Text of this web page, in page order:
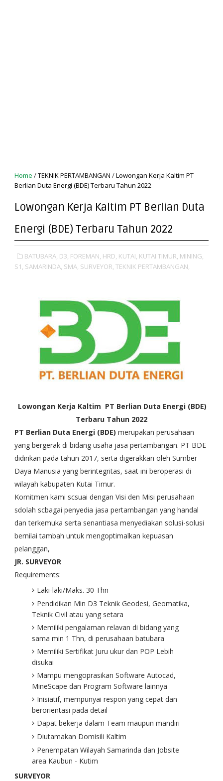
Home /TEKNIK PERTAMBANGAN /Lowongan Kerja Kaltim PT
Berlian Duta Energi (BDE) Terbaru Tahun 2022
Lowongan Kerja Kaltim PT Berlian Duta
Energi (BDE) Terbaru Tahun 2022
BATUBARA, D3, FOREMAN, HRD, KUTAI, KUTAI TIMUR, MINING,
S1, SAMARINDA, SMA, SURVEYOR, TEKNIK PERTAMBANGAN,
Lowongan Kerja Kaltim PT Berlian Duta Energi (BDE)
Terbaru Tahun 2022
PT Berlian Duta Energi (BDE) merupakan perusahaan
yang bergerak di bidang usaha jasa pertambangan. PT BDE
didirikan pada tahun 2017, serta digerakkan oleh Sumber
Daya Manusia yang berintegritas, saat ini beroperasi di
wilayah kabupaten Kutai Timur.
Komitmen kami scsuai dengan Visi den Misi perusahaan
sdolah scbagai penyedia jasa pertambangan yang handal
dan terkemuka serta senantiasa menyediakan solusi-solusi
bernilai tambah untuk mengoptimalkan kepuasan
pelanggan,
JR. SURVEYOR
Requirements:
Laki-laki/Maks. 30 Thn
Pendidikan Min D3 Teknik Geodesi, Geomatika,
Teknik Civil atau yang setara
Memiliki pengalaman relavan di bidang yang
sama min 1 Thn, di perusahaan batubara
Memiliki Sertifikat Juru ukur dan POP Lebih
disukai
Mampu mengoprasikan Software Autocad,
MineScape dan Program Software lainnya
Inisiatif, mempunyai respon yang cepat dan
berorientasi pada detail
Dapat bekerja dalam Team maupun mandiri
Diutamakan Domisili Kaltim
Penempatan Wilayah Samarinda dan Jobsite
area Kaubun - Kutim
SURVEYOR